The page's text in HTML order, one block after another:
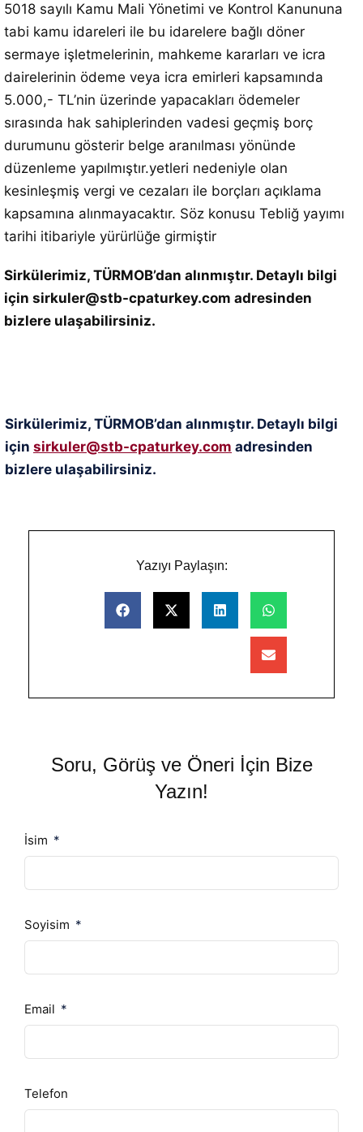
5018 sayılı Kamu Mali Yönetimi ve Kontrol Kanununa
tabi kamu idareleri ile bu idarelere bağlı döner
sermaye işletmelerinin, mahkeme kararları ve icra
dairelerinin ödeme veya icra emirleri kapsamında
5.000,- TL’nin üzerinde yapacakları ödemeler
sırasında hak sahiplerinden vadesi geçmiş borç
durumunu gösterir belge aranılması yönünde
düzenleme yapılmıştır.yetleri nedeniyle olan
kesinleşmiş vergi ve cezaları ile borçları açıklama
kapsamına alınmayacaktır. Söz konusu Tebliğ yayımı
tarihi itibariyle yürürlüğe girmiştir
Sirkülerimiz, TÜRMOB’dan alınmıştır. Detaylı bilgi
için sirkuler@stb-cpaturkey.com adresinden
bizlere ulaşabilirsiniz.
Sirkülerimiz, TÜRMOB’dan alınmıştır. Detaylı bilgi
için sirkuler@stb-cpaturkey.com adresinden
bizlere ulaşabilirsiniz.
Yazıyı Paylaşın:
Soru, Görüş ve Öneri İçin Bize
Yazın!
İsim
Soyisim
Email
Telefon